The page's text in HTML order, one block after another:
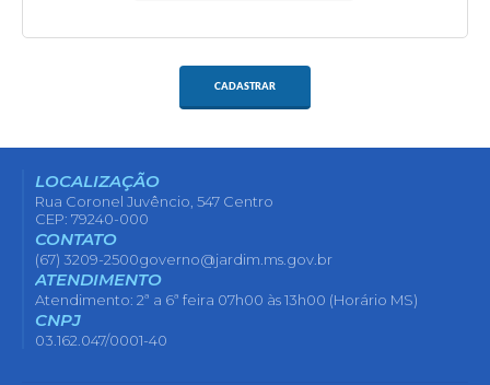
CADASTRAR
LOCALIZAÇÃO
Rua Coronel Juvêncio, 547 Centro
CEP: 79240-000
CONTATO
(67) 3209-2500governo@jardim.ms.gov.br
ATENDIMENTO
Atendimento: 2ª a 6ª feira 07h00 às 13h00 (Horário MS)
CNPJ
03.162.047/0001-40